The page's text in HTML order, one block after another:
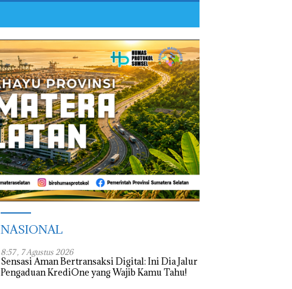
NASIONAL
8:57 , 7 Agustus 2026
Sensasi Aman Bertransaksi Digital: Ini Dia Jalur
Pengaduan KrediOne yang Wajib Kamu Tahu!